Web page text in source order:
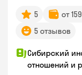
5 от
5 отзывов
Сибирский
отношений и